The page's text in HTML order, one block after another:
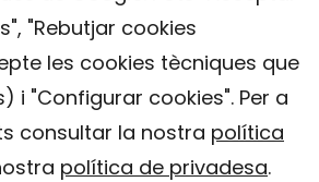
"Rebutjar cookies
les cookies tècniques que
i "Configurar cookies". Per a
consultar la nostra política
política de privadesa.